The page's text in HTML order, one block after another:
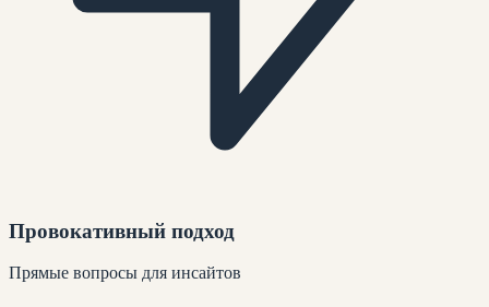
Провокативный подход
Прямые вопросы для инсайтов